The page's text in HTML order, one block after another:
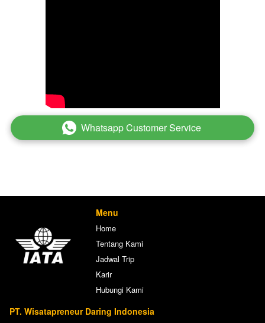
` Whatsapp Customer Service
Menu
Home
Tentang Kami
Jadwal Trip
Karir
Hubungi Kami
PT. Wisatapreneur Daring Indonesia